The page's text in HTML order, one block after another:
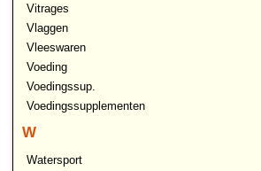
Vitrages
Vlaggen
Vleeswaren
Voeding
Voedingssup.
Voedingssupplementen
W
Watersport